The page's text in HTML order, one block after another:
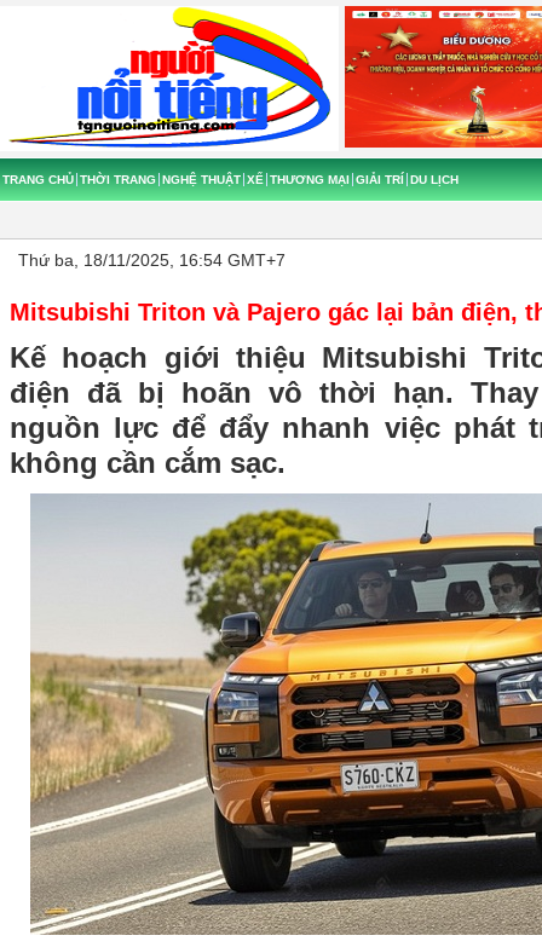
TRANG CHỦ THỜI TRANG NGHỆ THUẬT XẾ THƯƠNG MẠI GIẢI TRÍ DU LỊCH
Thứ ba, 18/11/2025, 16:54 GMT+7
Mitsubishi Triton và Pajero gác lại bản điện,
Kế hoạch giới thiệu Mitsubishi
điện đã bị hoãn vô thời hạn.
nguồn lực để đẩy nhanh việc phát
không cần cắm sạc.